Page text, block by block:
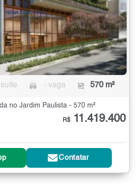
- vaga 570 m²
no Jardim Paulista - 570 m²
R$ 11.419.400
Contatar